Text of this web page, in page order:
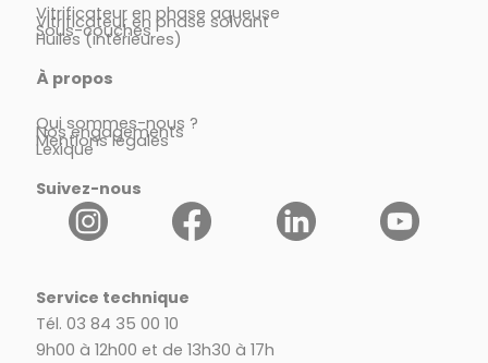
Vitrificateur en phase aqueuse
Vitrificateur en phase solvant
Sous-couches
Huiles (intérieures)
À propos
Qui sommes-nous ?
Nos engagements
Mentions légales
Lexique
Suivez-nous
Service technique
Tél. 03 84 35 00 10
9h00 à 12h00 et de 13h30 à 17h